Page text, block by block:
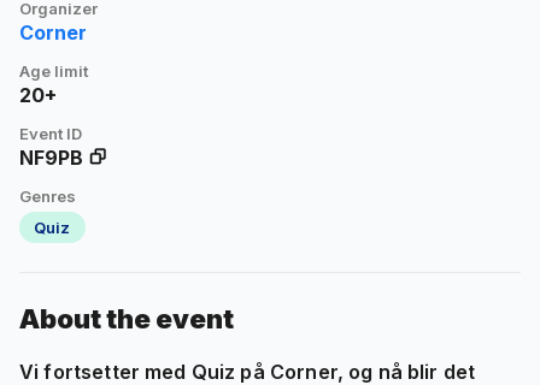
Organizer
Corner
Age limit
20+
Event ID
NF9PB
Genres
Quiz
About the event
Vi fortsetter med Quiz på Corner, og nå blir det